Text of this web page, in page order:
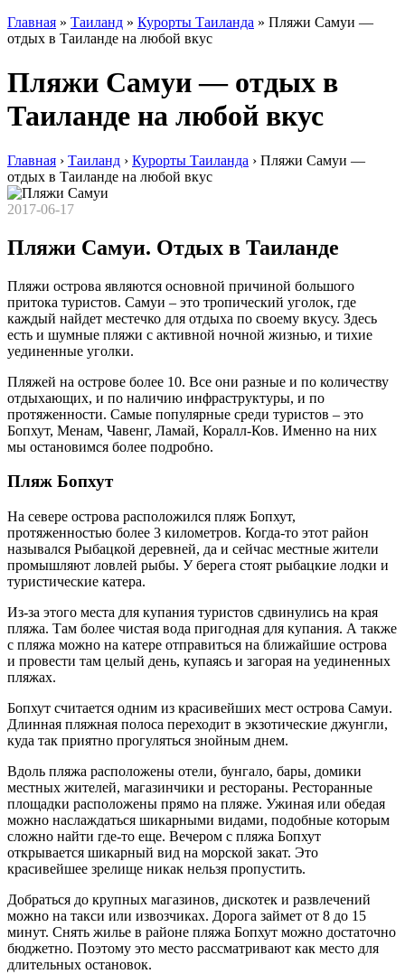
Главная » Таиланд » Курорты Таиланда » Пляжи Самуи —
отдых в Таиланде на любой вкус
Пляжи Самуи — отдых в
Таиланде на любой вкус
Главная › Таиланд › Курорты Таиланда › Пляжи Самуи —
отдых в Таиланде на любой вкус
2017-06-17
Пляжи Самуи. Отдых в Таиланде
Пляжи острова являются основной причиной большого
притока туристов. Самуи – это тропический уголок, где
каждый найдет местечко для отдыха по своему вкусу. Здесь
есть и шумные пляжи с активной ночной жизнью, и тихие
уединенные уголки.
Пляжей на острове более 10. Все они разные и по количеству
отдыхающих, и по наличию инфраструктуры, и по
протяженности. Самые популярные среди туристов – это
Бопхут, Менам, Чавенг, Ламай, Коралл-Ков. Именно на них
мы остановимся более подробно.
Пляж Бопхут
На севере острова расположился пляж Бопхут,
протяженностью более 3 километров. Когда-то этот район
назывался Рыбацкой деревней, да и сейчас местные жители
промышляют ловлей рыбы. У берега стоят рыбацкие лодки и
туристические катера.
Из-за этого места для купания туристов сдвинулись на края
пляжа. Там более чистая вода пригодная для купания. А также
с пляжа можно на катере отправиться на ближайшие острова
и провести там целый день, купаясь и загорая на уединенных
пляжах.
Бопхут считается одним из красивейших мест острова Самуи.
Длинная пляжная полоса переходит в экзотические джунгли,
куда так приятно прогуляться знойным днем.
Вдоль пляжа расположены отели, бунгало, бары, домики
местных жителей, магазинчики и рестораны. Ресторанные
площадки расположены прямо на пляже. Ужиная или обедая
можно наслаждаться шикарными видами, подобные которым
сложно найти где-то еще. Вечером с пляжа Бопхут
открывается шикарный вид на морской закат. Это
красивейшее зрелище никак нельзя пропустить.
Добраться до крупных магазинов, дискотек и развлечений
можно на такси или извозчиках. Дорога займет от 8 до 15
минут. Снять жилье в районе пляжа Бопхут можно достаточно
бюджетно. Поэтому это место рассматривают как место для
длительных остановок.